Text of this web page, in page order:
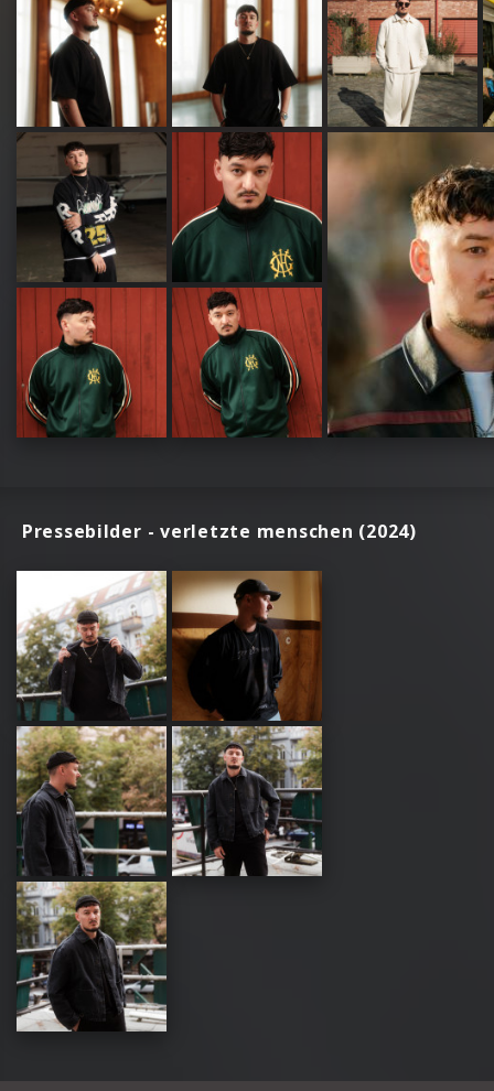
Pressebilder - verletzte menschen (2024)